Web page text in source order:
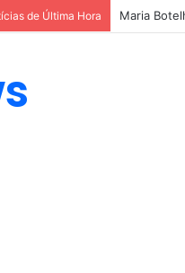
de Última Hora Maria